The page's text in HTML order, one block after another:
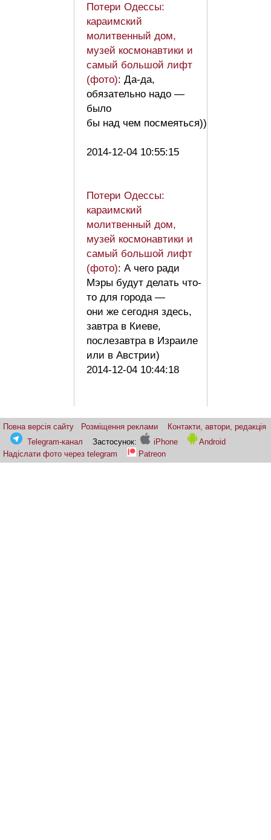
Потери Одессы:
караимский
молитвенный дом,
музей космонавтики и
самый большой лифт
(фото): Да-да,
обязательно надо —
было
бы над чем посмеяться))
2014-12-04 10:55:15
Потери Одессы:
караимский
молитвенный дом,
музей космонавтики и
самый большой лифт
(фото): А чего ради
Мэры будут делать что-
то для города —
они же сегодня здесь,
завтра в Киеве,
послезавтра в Израиле
или в Австрии)
2014-12-04 10:44:18
Повна версія сайту Розміщення реклами
Контакти, автори, редакція
Telegram-канал
Застосунок: iPhone
Android
Надіслати фото через telegram
Patreon